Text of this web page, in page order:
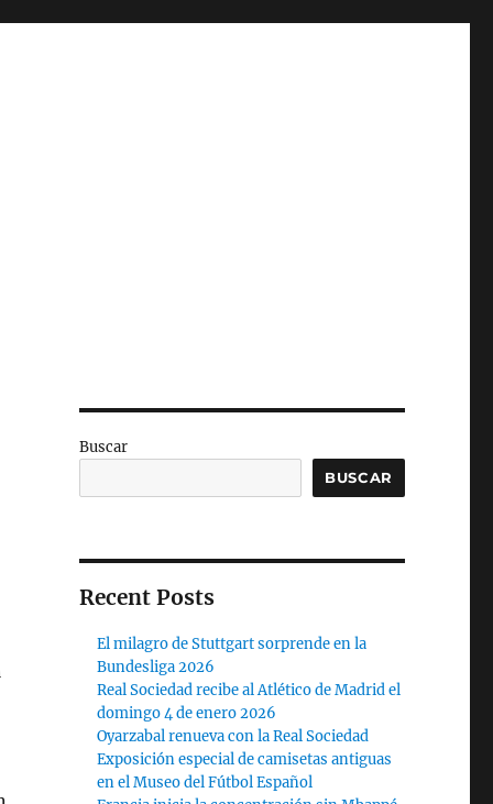
Buscar
BUSCAR
Recent Posts
El milagro de Stuttgart sorprende en la
Bundesliga 2026
Real Sociedad recibe al Atlético de Madrid el
domingo 4 de enero 2026
Oyarzabal renueva con la Real Sociedad
Exposición especial de camisetas antiguas
en el Museo del Fútbol Español